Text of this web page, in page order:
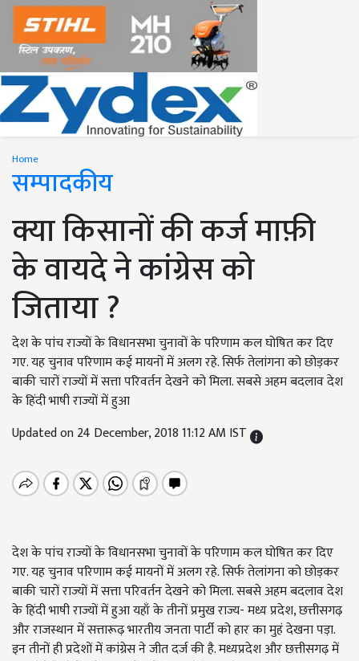
Home
सम्पादकीय
क्या किसानों की कर्ज माफ़ी
के वायदे ने कांग्रेस को
जिताया ?
देश के पांच राज्यों के विधानसभा चुनावों के परिणाम कल घोषित कर दिए
गए. यह चुनाव परिणाम कई मायनों में अलग रहे. सिर्फ तेलांगना को छोड़कर
बाकी चारों राज्यों में सत्ता परिवर्तन देखने को मिला. सबसे अहम बदलाव देश
के हिंदी भाषी राज्यों में हुआ
Updated on 24 December, 2018 11:12 AM IST
देश के पांच राज्यों के विधानसभा चुनावों के परिणाम कल घोषित कर दिए
गए. यह चुनाव परिणाम कई मायनों में अलग रहे. सिर्फ तेलांगना को छोड़कर
बाकी चारों राज्यों में सत्ता परिवर्तन देखने को मिला. सबसे अहम बदलाव देश
के हिंदी भाषी राज्यों में हुआ यहाँ के तीनों प्रमुख राज्य- मध्य प्रदेश, छत्तीसगढ़
और राजस्थान में सत्तारूढ़ भारतीय जनता पार्टी को हार का मुहं देखना पड़ा.
इन तीनों ही प्रदेशों में कांग्रेस ने जीत दर्ज की है. मध्यप्रदेश और छत्तीसगढ़ में